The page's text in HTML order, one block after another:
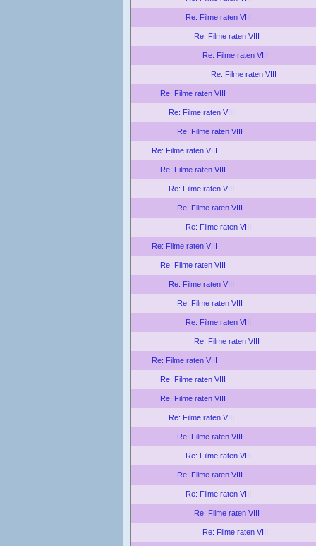
Re: Filme raten VIII
Re: Filme raten VIII
Re: Filme raten VIII
Re: Filme raten VIII
Re: Filme raten VIII
Re: Filme raten VIII
Re: Filme raten VIII
Re: Filme raten VIII
Re: Filme raten VIII
Re: Filme raten VIII
Re: Filme raten VIII
Re: Filme raten VIII
Re: Filme raten VIII
Re: Filme raten VIII
Re: Filme raten VIII
Re: Filme raten VIII
Re: Filme raten VIII
Re: Filme raten VIII
Re: Filme raten VIII
Re: Filme raten VIII
Re: Filme raten VIII
Re: Filme raten VIII
Re: Filme raten VIII
Re: Filme raten VIII
Re: Filme raten VIII
Re: Filme raten VIII
Re: Filme raten VIII
Re: Filme raten VIII